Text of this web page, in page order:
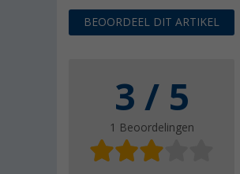
BEOORDEEL DIT ARTIKEL
3 / 5
1 Beoordelingen